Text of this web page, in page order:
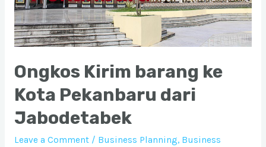
Ongkos Kirim barang ke
Kota Pekanbaru dari
Jabodetabek
Leave a Comment / Business Planning, Business